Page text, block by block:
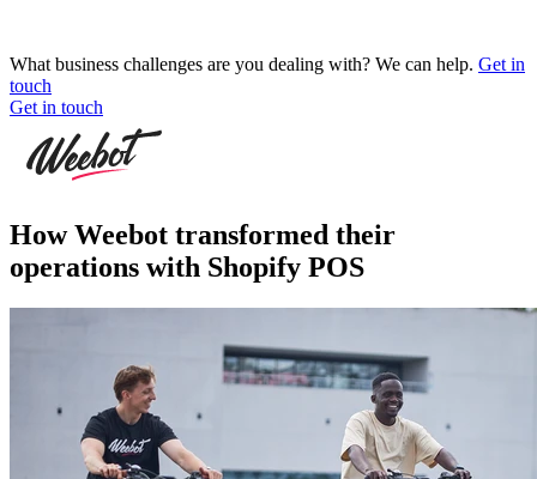
What business challenges are you dealing with? We can help. Get in
touch
Get in touch
How Weebot transformed their
operations with Shopify POS